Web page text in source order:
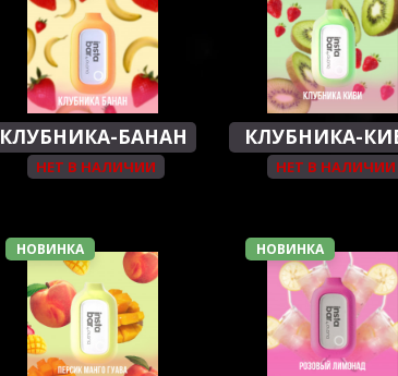
КЛУБНИКА-БАНАН
НЕТ В НАЛИЧИИ
КЛУБНИКА-
НЕТ В НАЛИЧИИ
НОВИНКА НОВИНКА